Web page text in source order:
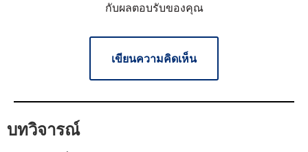
กับผลตอบรับของคุณ
เขียนความคิดเห็น